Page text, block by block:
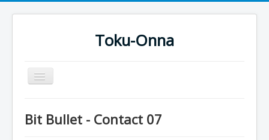
Toku-Onna
Basculer
la
Toku-Actrices
Bit Bullet - Contact 07